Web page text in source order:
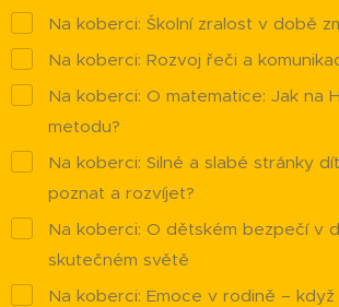
Na koberci: Školní zralost v době
Na koberci: Rozvoj řeči a
Na koberci: O matematice: Jak na
metodu?
Na koberci: Silné a slabé stránky
poznat a rozvíjet?
Na koberci: O dětském bezpečí v
skutečném světě
Na koberci: Emoce v rodině – když